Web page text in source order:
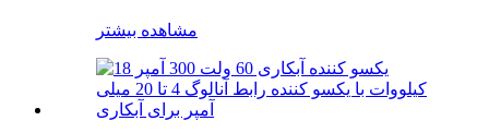
مشاهده بیشتر